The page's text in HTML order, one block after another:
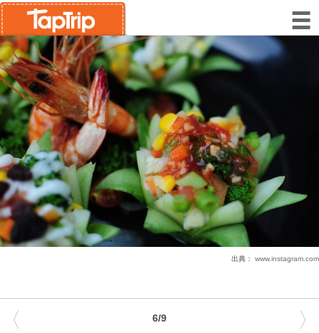
出典： www.instagram.com
6/9
〈 〉